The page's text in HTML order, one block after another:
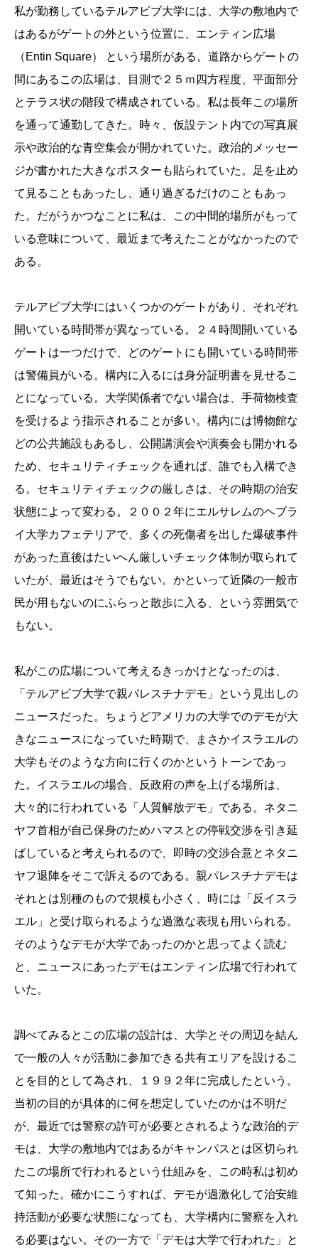
私が勤務しているテルアビブ大学には、大学の敷地内で
はあるがゲートの外という位置に、エンティン広場
（Entin Square） という場所がある。道路からゲートの
間にあるこの広場は、目測で２５ｍ四方程度、平面部分
とテラス状の階段で構成されている。私は長年この場所
を通って通勤してきた。時々、仮設テント内での写真展
示や政治的な青空集会が開かれていた。政治的メッセー
ジが書かれた大きなポスターも貼られていた。足を止め
て見ることもあったし、通り過ぎるだけのこともあっ
た。だがうかつなことに私は、この中間的場所がもって
いる意味について、最近まで考えたことがなかったので
ある。
テルアビブ大学にはいくつかのゲートがあり、それぞれ
開いている時間帯が異なっている。２４時間開いている
ゲートは一つだけで、どのゲートにも開いている時間帯
は警備員がいる。構内に入るには身分証明書を見せるこ
とになっている。大学関係者でない場合は、手荷物検査
を受けるよう指示されることが多い。構内には博物館な
どの公共施設もあるし、公開講演会や演奏会も開かれる
ため、セキュリティチェックを通れば、誰でも入構でき
る。セキュリティチェックの厳しさは、その時期の治安
状態によって変わる。２００２年にエルサレムのヘブラ
イ大学カフェテリアで、多くの死傷者を出した爆破事件
があった直後はたいへん厳しいチェック体制が取られて
いたが、最近はそうでもない。かといって近隣の一般市
民が用もないのにふらっと散歩に入る、という雰囲気で
もない。
私がこの広場について考えるきっかけとなったのは、
「テルアビブ大学で親パレスチナデモ」という見出しの
ニュースだった。ちょうどアメリカの大学でのデモが大
きなニュースになっていた時期で、まさかイスラエルの
大学もそのような方向に行くのかというトーンであっ
た。イスラエルの場合、反政府の声を上げる場所は、
大々的に行われている「人質解放デモ」である。ネタニ
ヤフ首相が自己保身のためハマスとの停戦交渉を引き延
ばしていると考えられるので、即時の交渉合意とネタニ
ヤフ退陣をそこで訴えるのである。親パレスチナデモは
それとは別種のもので規模も小さく、時には「反イスラ
エル」と受け取られるような過激な表現も用いられる。
そのようなデモが大学であったのかと思ってよく読む
と、ニュースにあったデモはエンティン広場で行われて
いた。
調べてみるとこの広場の設計は、大学とその周辺を結ん
で一般の人々が活動に参加できる共有エリアを設けるこ
とを目的として為され、１９９２年に完成したという。
当初の目的が具体的に何を想定していたのかは不明だ
が、最近では警察の許可が必要とされるような政治的デ
モは、大学の敷地内ではあるがキャンパスとは区切られ
たこの場所で行われるという仕組みを、この時私は初め
て知った。確かにこうすれば、デモが過激化して治安維
持活動が必要な状態になっても、大学構内に警察を入れ
る必要はない。その一方で「デモは大学で行われた」と